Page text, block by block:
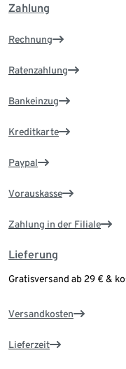
Zahlung
Rechnung
Ratenzahlung
Bankeinzug
Kreditkarte
Paypal
Vorauskasse
Zahlung in der Filiale
Lieferung
Gratisversand ab 29 € &
Versandkosten
Lieferzeit